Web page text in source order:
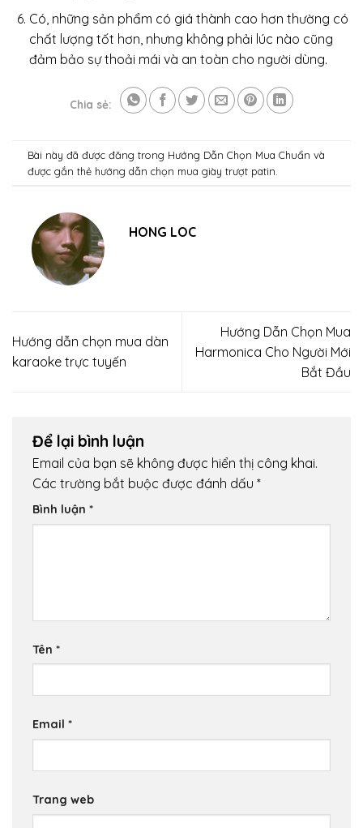
Có, những sản phẩm có giá thành cao hơn thường có
chất lượng tốt hơn, nhưng không phải lúc nào cũng
đảm bảo sự thoải mái và an toàn cho người dùng.
Chia sẻ:
Bài này đã được đăng trong Hướng Dẫn Chọn Mua Chuẩn và
được gắn thẻ hướng dẫn chọn mua giày trượt patin
HONG LOC
Hướng dẫn chọn mua dàn
karaoke trực tuyến
Hướng Dẫn Chọn Mua
Harmonica Cho Người Mới
Bắt Đầu
Để lại bình luận
Email của bạn sẽ không được hiển thị công khai.
Các trường bắt buộc được đánh dấu *
Bình luận *
Tên *
Email *
Trang web